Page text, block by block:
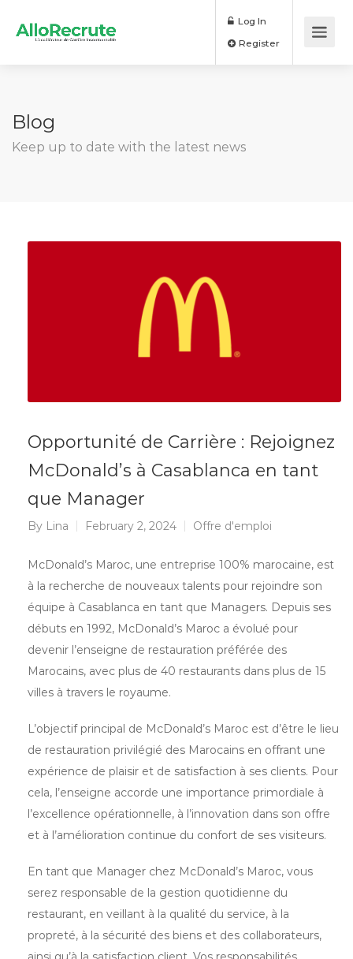
Log In
Blog
Keep up to date with the latest news
Opportunité de Carrière : Rejoignez
McDonald’s à Casablanca en tant
que Manager
By Lina February 2, 2024 Offre d'emploi
McDonald’s Maroc, une entreprise 100% marocaine, est
à la recherche de nouveaux talents pour rejoindre son
équipe à Casablanca en tant que Managers. Depuis ses
débuts en 1992, McDonald’s Maroc a évolué pour
devenir l’enseigne de restauration préférée des
Marocains, avec plus de 40 restaurants dans plus de 15
villes à travers le royaume.
L’objectif principal de McDonald’s Maroc est d’être le lieu
de restauration privilégié des Marocains en offrant une
expérience de plaisir et de satisfaction à ses clients. Pour
cela, l’enseigne accorde une importance primordiale à
l’excellence opérationnelle, à l’innovation dans son offre
et à l’amélioration continue du confort de ses visiteurs.
En tant que Manager chez McDonald’s Maroc, vous
serez responsable de la gestion quotidienne du
restaurant, en veillant à la qualité du service, à la
propreté, à la sécurité des biens et des collaborateurs,